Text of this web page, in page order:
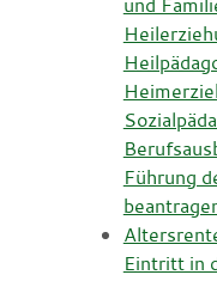
Führung
Eintritt in